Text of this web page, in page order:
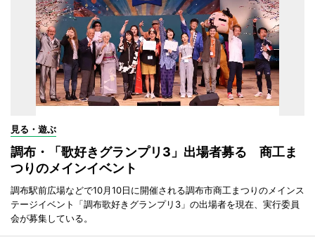
見る・遊ぶ
調布・「歌好きグランプリ3」出場者募る 商工ま
つりのメインイベント
調布駅前広場などで10月10日に開催される調布市商工まつりのメインス
テージイベント「調布歌好きグランプリ3」の出場者を現在、実行委員
会が募集している。